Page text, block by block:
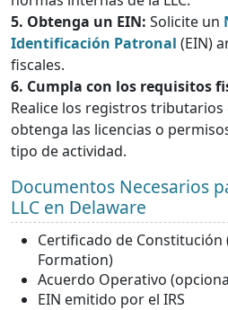
5. Obtenga un EIN: Solicite un
Identificación Patronal (EIN)
fiscales.
6. Cumpla con los requisitos
Realice los registros
obtenga las licencias o
tipo de actividad.
Documentos Necesarios
LLC en Delaware
Certificado de
Formation)
Acuerdo Operativo
EIN emitido por el IRS